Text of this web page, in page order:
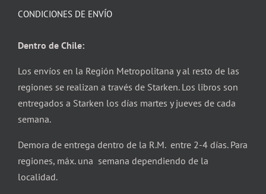
CONDICIONES DE ENVÍO
Dentro de Chile:
Los envíos en la Región Metropolitana y al resto de las
regiones se realizan a través de Starken. Los libros son
entregados a Starken los días martes y jueves de cada
semana.
Demora de entrega dentro de la R.M. entre 2-4 días. Para
regiones, máx. una semana dependiendo de la
localidad.